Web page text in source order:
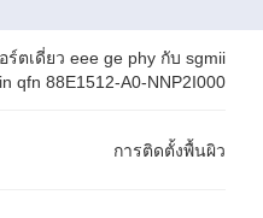
ร์ตเดี่ยว eee ge phy กับ sgmii
qfn 88E1512-A0-NNP2I000
การติดตั้งพื้นผิว